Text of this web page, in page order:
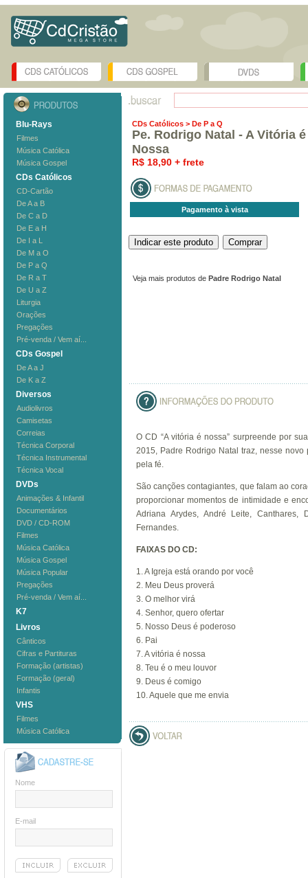
Blu-Rays
Filmes
Música Católica
Música Gospel
CDs Católicos
CD-Cartão
De A a B
De C a D
De E a H
De I a L
De M a O
De P a Q
De R a T
De U a Z
Liturgia
Orações
Pregações
Pré-venda / Vem aí...
CDs Gospel
De A a J
De K a Z
Diversos
Audiolivros
Camisetas
Correias
Técnica Corporal
Técnica Instrumental
Técnica Vocal
DVDs
Animações & Infantil
Documentários
DVD / CD-ROM
Filmes
Música Católica
Música Gospel
Música Popular
Pregações
Pré-venda / Vem aí...
K7
Livros
Cânticos
Cifras e Partituras
Formação (artistas)
Formação (geral)
Infantis
VHS
Filmes
Música Católica
Nome
E-mail
CDs Católicos > De P a Q
Pe. Rodrigo Natal - A Vitória é
Nossa
R$ 18,90 + frete
Pagamento à vista
Veja mais produtos de Padre Rodrigo Natal
O CD “A vitória é nossa” surpreende por
2015, Padre Rodrigo Natal traz, nesse
pela fé.
São canções contagiantes, que falam ao
proporcionar momentos de intimidade e
Adriana Arydes, André Leite,
Fernandes.
FAIXAS DO CD:
1. A Igreja está orando por você
2. Meu Deus proverá
3. O melhor virá
4. Senhor, quero ofertar
5. Nosso Deus é poderoso
6. Pai
7. A vitória é nossa
8. Teu é o meu louvor
9. Deus é comigo
10. Aquele que me envia